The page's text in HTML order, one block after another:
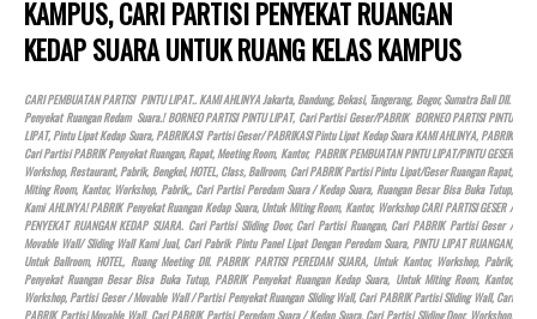
KAMPUS, CARI PARTISI PENYEKAT RUANGAN
KEDAP SUARA UNTUK RUANG KELAS KAMPUS
CARI PEMBUATAN PARTISI PINTU LIPAT.. KAMI AHLINYA Jakarta, Bandung, Bekasi, Tangerang, Bogor, Sumatra Bali Dll.
Penyekat Ruangan Redam Suara.! BORNEO PARTISI PINTU LIPAT, Cari Partisi Geser/PABRIK BORNEO PARTISI PINTU
LIPAT, Pintu Lipat Kedap Suara, PABRIKASI Partisi Geser/ PABRIKASI Pintu Lipat Kedap Suara KAMI AHLINYA, PABRIK
Cari Partisi PABRIK Penyekat Ruangan, Rapat, Meeting Room, Kantor, PABRIK PEMBUATAN PINTU LIPAT/PINTU GESER
Workshop, Restaurant, Pabrik, Bengkel,HOTEL, Class, Ballroom, Cari PABRIK Partisi Pintu Lipat/Geser Ruangan Rapat,
Miting Room, Kantor, Workshop, Pabrik,, Cari Partisi Peredam Suara / Kedap Suara, Ruangan Besar Bisa Buka Tutup,
Kami AHLINYA! PABRIK Penyekat Ruangan Kedap Suara, Untuk Miting Room, Kantor, Workshop CARI PARTISI GESER /
PENYEKAT RUANGAN KEDAP SUARA. Cari Partisi Sliding Door, Cari Partisi Ruangan, Cari PABRIK Partisi Geser /
Movable Wall/ Sliding Wall Kami Jual, Cari Pabrik Pintu Panel Lipat Dengan Peredam Suara, PINTU LIPAT RUANGAN,
Untuk Ballroom,HOTEL, Ruang Meeting Dll. PABRIK PARTISI PEREDAM SUARA, Untuk Kantor, Workshop, Pabrik,
Penyekat Ruangan Besar Bisa Buka Tutup, PABRIK Penyekat Ruangan Kedap Suara, Untuk Miting Room, Kantor,
Workshop, Partisi Geser / Movable Wall / Partisi Penyekat Ruangan Sliding Wall, Cari PABRIK Partisi Sliding Wall, Cari
PABRIK Partisi Movable Wall, Cari PABRIK Partisi Peredam Suara / Kedap Suara, Cari Partisi Sliding Door, Workshop,